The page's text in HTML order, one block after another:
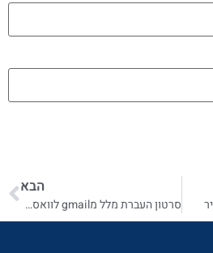
הבא
סרטון העברת מלל מgmail לוואסטפ